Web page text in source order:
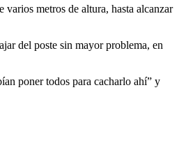
metros de altura, hasta alcanzar
del poste sin mayor problema, en
poner todos para cacharlo ahí” y